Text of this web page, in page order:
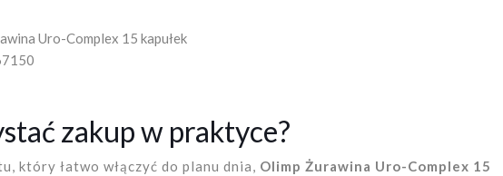
Uro-Complex 15 kapułek
zakup w praktyce?
który łatwo włączyć do planu dnia, Olimp Żurawina Uro-Complex 15